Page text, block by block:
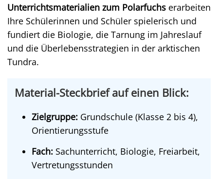
Unterrichtsmaterialien zum Polarfuchs erarbeiten
Ihre Schülerinnen und Schüler spielerisch und
fundiert die Biologie, die Tarnung im Jahreslauf
und die Überlebensstrategien in der arktischen
Tundra.
Material-Steckbrief auf einen Blick:
Zielgruppe: Grundschule (Klasse 2 bis 4),
Orientierungsstufe
Fach: Sachunterricht, Biologie, Freiarbeit,
Vertretungsstunden